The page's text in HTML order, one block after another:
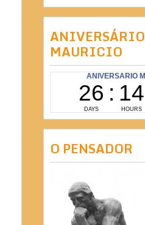
ANIVERSÁRIO
MAURICIO
O PENSADOR